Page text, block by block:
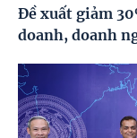
Đề xuất giảm
doanh, doanh